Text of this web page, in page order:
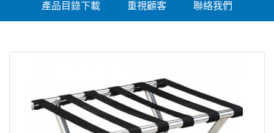
產品目錄下載 重視顧客 聯絡我們